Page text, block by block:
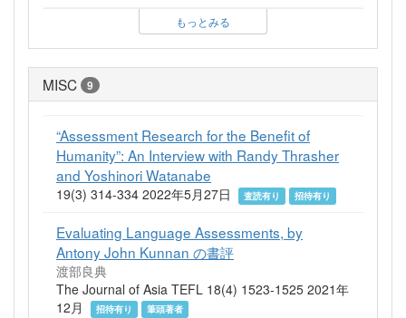
もっとみる
MISC 9
“Assessment Research for the Benefit of
Humanity”: An Interview with Randy Thrasher
and Yoshinori Watanabe
19(3) 314-334 2022年5月27日 査読有り 招待有り
Evaluating Language Assessments, by
Antony John Kunnan の書評
渡部良典
The Journal of Asia TEFL 18(4) 1523-1525 2021年
12月
招待有り 筆頭著者